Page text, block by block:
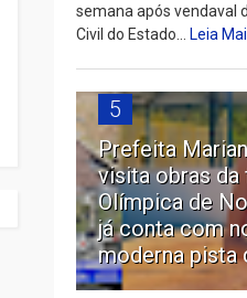
semana após vendaval
Civil do Estado...Leia
5
Prefeita
visita obras da
Olímpica de
já conta com
moderna pista